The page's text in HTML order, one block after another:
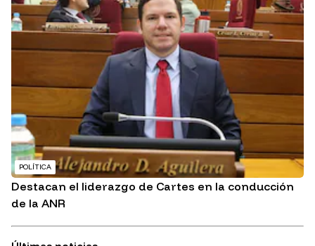
POLÍTICA
Destacan el liderazgo de Cartes en la conducción
de la ANR